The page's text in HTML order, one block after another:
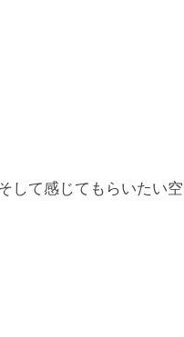
感じてもらいたい空